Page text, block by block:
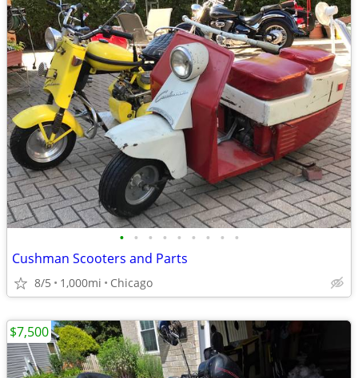
• • • • • • • • •
Cushman Scooters and Parts
8/5 1,000mi Chicago
$7,500